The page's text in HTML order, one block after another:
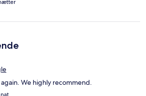
We highly recommend.